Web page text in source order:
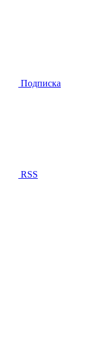
Подписка
RSS